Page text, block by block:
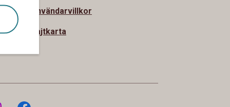
Användarvillkor
Sajtkarta